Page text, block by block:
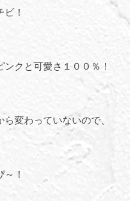
！
クと可愛さ１００％！
変わっていないので、
！